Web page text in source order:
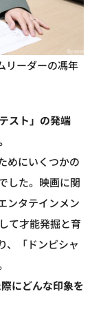
リーダーの馮年
スト」の発端
めにいくつかの
した。映画に関
ンタテインメン
て才能発掘と育
、「ドンピシャ
にどんな印象を